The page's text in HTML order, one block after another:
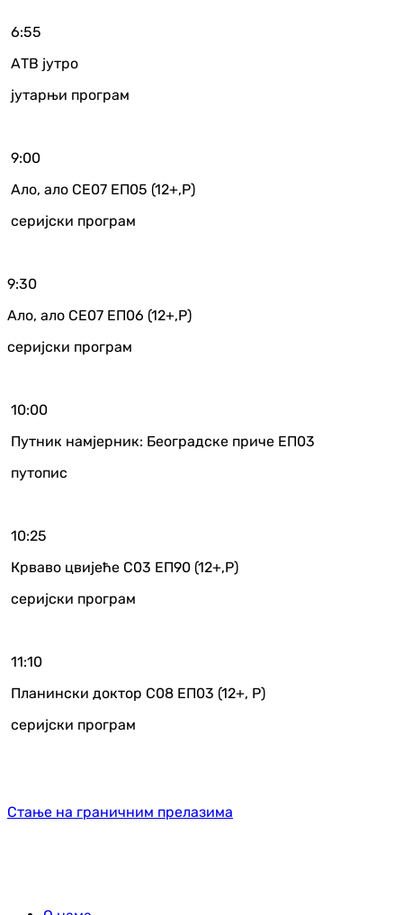
6:55
АТВ јутро
јутарњи програм
9:00
Ало, ало СЕ07 ЕП05 (12+,Р)
серијски програм
9:30
Ало, ало СЕ07 ЕП06 (12+,Р)
серијски програм
10:00
Путник намјерник: Београдске приче ЕП03
путопис
10:25
Крваво цвијеће С03 ЕП90 (12+,Р)
серијски програм
11:10
Планински доктор С08 ЕП03 (12+, Р)
серијски програм
Стање на граничним прелазима